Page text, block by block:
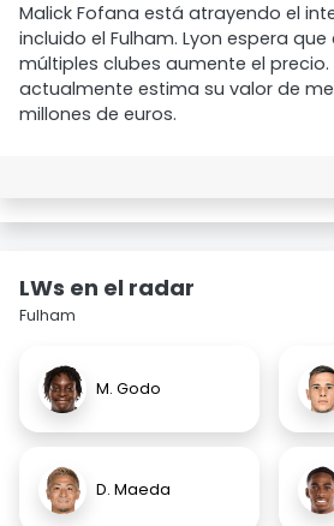
Malick Fofana está atrayendo el
incluido el Fulham. Lyon espera que
múltiples clubes aumente el
actualmente estima su valor de
millones de euros.
LWs en el radar
Fulham
M. Godo
D. Maeda